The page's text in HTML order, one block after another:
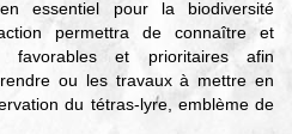
essentiel pour la biodiversité
permettra de connaître et
favorables et prioritaires afin
ou les travaux à mettre en
du tétras-lyre, emblème de